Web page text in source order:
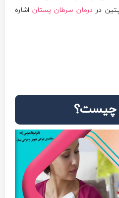
در درمان سرطان پستاناشاره
چیست؟